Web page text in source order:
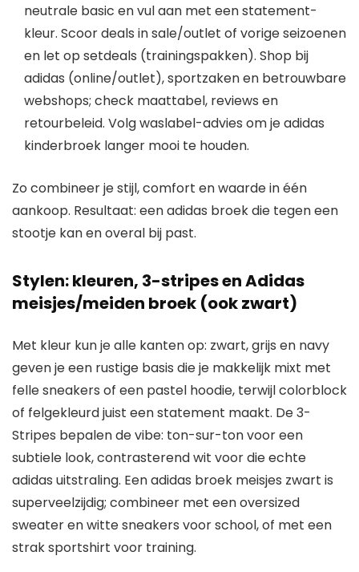
neutrale basic en vul aan met een statement-
kleur. Scoor deals in sale/outlet of vorige seizoenen
en let op setdeals (trainingspakken). Shop bij
adidas (online/outlet), sportzaken en betrouwbare
webshops; check maattabel, reviews en
retourbeleid. Volg waslabel-advies om je adidas
kinderbroek langer mooi te houden.
Zo combineer je stijl, comfort en waarde in één
aankoop. Resultaat: een adidas broek die tegen een
stootje kan en overal bij past.
Stylen: kleuren, 3-stripes en Adidas
meisjes/meiden broek (ook zwart)
Met kleur kun je alle kanten op: zwart, grijs en navy
geven je een rustige basis die je makkelijk mixt met
felle sneakers of een pastel hoodie, terwijl colorblock
of felgekleurd juist een statement maakt. De 3-
Stripes bepalen de vibe: ton-sur-ton voor een
subtiele look, contrasterend wit voor die echte
adidas uitstraling. Een adidas broek meisjes zwart is
superveelzijdig; combineer met een oversized
sweater en witte sneakers voor school, of met een
strak sportshirt voor training.